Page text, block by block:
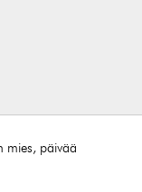
mies, päivää